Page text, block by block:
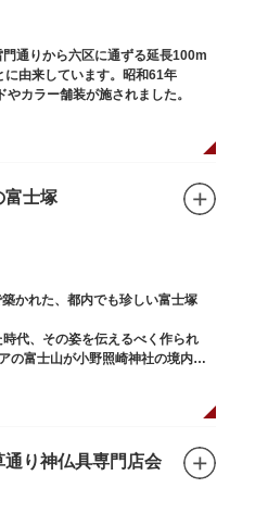
通りから六区に通ずる延長100m
由来しています。昭和61年
カラー舗装が施されました。
富士塚
かれた、都内でも珍しい富士塚
代、その姿を伝えるべく作られ
の富士山が小野照崎神社の境内に
南無妙法と書かれた石碑や修験道
月30日と1日には富士塚に登ること
通り神仏具専門店会